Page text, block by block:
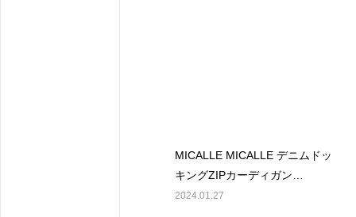
MICALLE MICALLE デニムドッ
キングZIPカーディガン
￥15000(tax)
2024.01.27